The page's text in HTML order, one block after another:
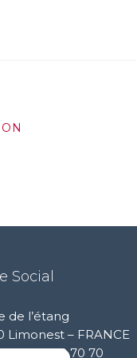
Social
de l’étang
Limonest – FRANCE
4 72 52 70 70